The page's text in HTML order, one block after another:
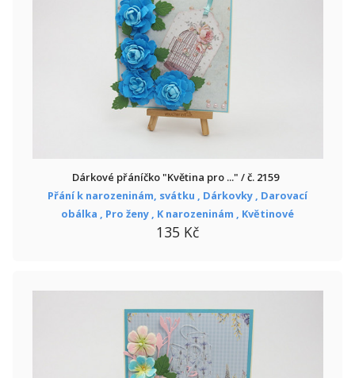
Dárkové přáníčko "Květina pro ..." / č. 2159
Přání k narozeninám, svátku , Dárkovky , Darovací
obálka , Pro ženy , K narozeninám , Květinové
135 Kč